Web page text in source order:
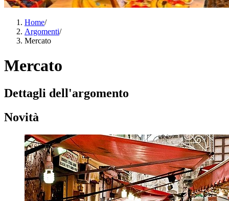
Home/
Argomenti/
Mercato
Mercato
Dettagli dell'argomento
Novità